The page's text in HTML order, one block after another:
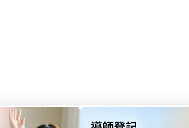
觀察），撰寫報告（1,500-2,000字）。